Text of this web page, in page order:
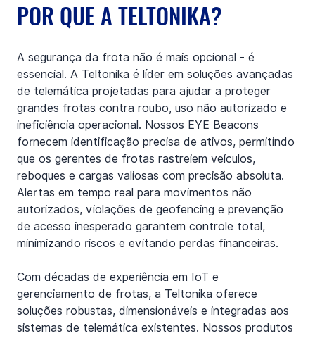
POR QUE A TELTONIKA?
A segurança da frota não é mais opcional - é
essencial. A Teltonika é líder em soluções avançadas
de telemática projetadas para ajudar a proteger
grandes frotas contra roubo, uso não autorizado e
ineficiência operacional. Nossos EYE Beacons
fornecem identificação precisa de ativos, permitindo
que os gerentes de frotas rastreiem veículos,
reboques e cargas valiosas com precisão absoluta.
Alertas em tempo real para movimentos não
autorizados, violações de geofencing e prevenção
de acesso inesperado garantem controle total,
minimizando riscos e evitando perdas financeiras.
Com décadas de experiência em IoT e
gerenciamento de frotas, a Teltonika oferece
soluções robustas, dimensionáveis e integradas aos
sistemas de telemática existentes. Nossos produtos